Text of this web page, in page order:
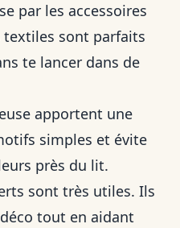
par les accessoires
textiles sont parfaits
te lancer dans de
apportent une
simples et évite
près du lit.
sont très utiles. Ils
tout en aidant